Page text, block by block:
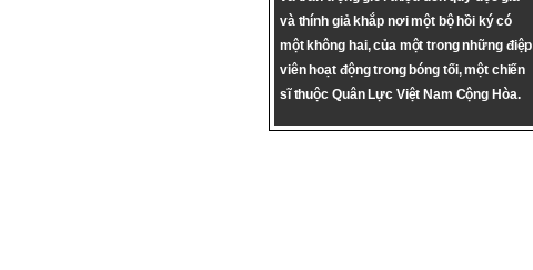
và thính giả khắp nơi một bộ hồi ký có
một không hai, của một trong những điệp
viên hoạt động trong bóng tối, một chiến
sĩ thuộc Quân Lực Việt Nam Cộng Hòa.